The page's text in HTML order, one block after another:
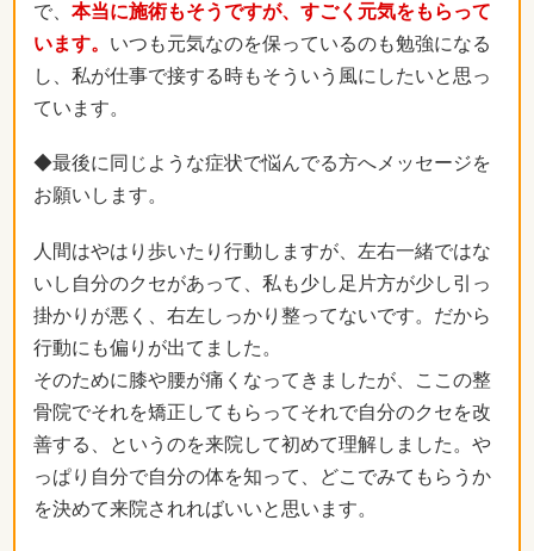
で、 本当に施術もそうですが、すごく元気をもらって
います。 いつも元気なのを保っているのも勉強になる
し、私が仕事で接する時もそういう風にしたいと思っ
ています。
◆最後に同じような症状で悩んでる方へメッセージを
お願いします。
人間はやはり歩いたり行動しますが、左右一緒ではな
いし自分のクセがあって、私も少し足片方が少し引っ
掛かりが悪く、右左しっかり整ってないです。だから
行動にも偏りが出てました。
そのために膝や腰が痛くなってきましたが、ここの整
骨院でそれを矯正してもらってそれで自分のクセを改
善する、というのを来院して初めて理解しました。や
っぱり自分で自分の体を知って、どこでみてもらうか
を決めて来院されればいいと思います。